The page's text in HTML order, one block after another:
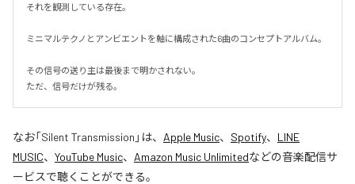
それを観測している存在。
ミニマルテクノとアンビエントを軸に構成された6曲のコンセプトアルバム。
その信号の送り主は最後まで明かされない。
ただ、信号だけが残る。
なお「Silent Transmission 」は、 Apple Music、 Spotify、 LINE
MUSIC、 YouTube Music、 Amazon Music Unlimitedなどの音楽配信サ
ービスで聴くことができる。